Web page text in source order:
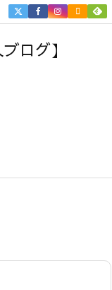
ログ】

